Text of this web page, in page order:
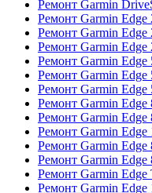
Ремонт Garmin
Ремонт Garmin Edge
Ремонт Garmin
Ремонт Garmin Edge
Ремонт Garmin Edge
Ремонт Garmin Edge
Ремонт Garmin
Ремонт Garmin Edge
Ремонт Garmin Edge
Ремонт Garmin Edge
Ремонт Garmin Edge
Ремонт Garmin Edge
Ремонт Garmin Edge
Ремонт Garmin Edge